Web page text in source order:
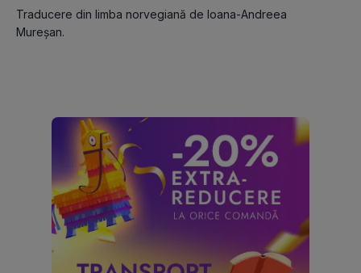
Traducere din limba norvegiană de Ioana-Andreea
Mureșan.